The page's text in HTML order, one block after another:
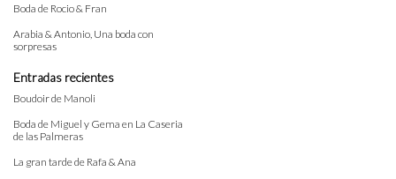
Boda de Rocio & Fran
Arabia & Antonio, Una boda con
sorpresas
Entradas recientes
Boudoir de Manoli
Boda de Miguel y Gema en La Caseria
de las Palmeras
La gran tarde de Rafa & Ana